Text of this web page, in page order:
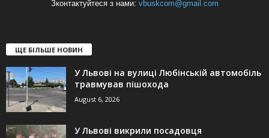
Зконтактуйтеся з нами: vbuskcom@gmail.com
ЩЕ БІЛЬШЕ НОВИН
У Львові на вулиці Любінській автомобіль
травмував пішохода
August 6, 2026
У Львові викрили посадовця